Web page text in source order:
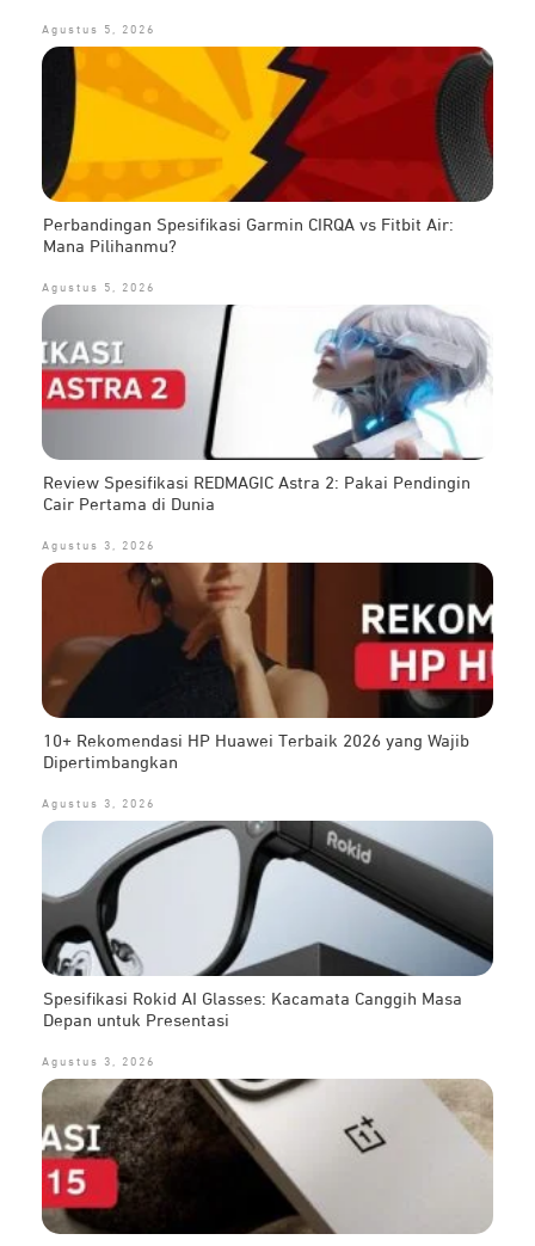
Agustus 5, 2026
Perbandingan Spesifikasi Garmin CIRQA vs Fitbit Air:
Mana Pilihanmu?
Agustus 5, 2026
Review Spesifikasi REDMAGIC Astra 2: Pakai Pendingin
Cair Pertama di Dunia
Agustus 3, 2026
10+ Rekomendasi HP Huawei Terbaik 2026 yang Wajib
Dipertimbangkan
Agustus 3, 2026
Spesifikasi Rokid AI Glasses: Kacamata Canggih Masa
Depan untuk Presentasi
Agustus 3, 2026